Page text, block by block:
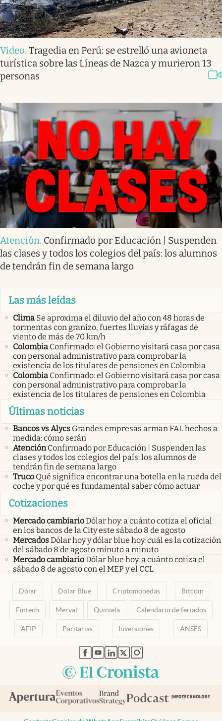
Video. Tragedia en Perú: se estrelló una avioneta
turística sobre las Líneas de Nazca y murieron 13
personas
Atención. Confirmado por Educación | Suspenden
las clases y todos los colegios del país: los alumnos
de tendrán fin de semana largo
Las más leídas
Clima Se aproxima el diluvio del año con 48 horas de
tormentas con granizo, fuertes lluvias y ráfagas de
viento de más de 70 km/h
Colombia Confirmado: el Gobierno visitará casa por casa
con personal administrativo para comprobar la
existencia de los titulares de pensiones en Colombia
Colombia Confirmado: el Gobierno visitará casa por casa
con personal administrativo para comprobar la
existencia de los titulares de pensiones en Colombia
Últimas noticias
Bancos vs Alycs Grandes empresas arman FAL hechos a
medida: cómo serán
Atención Confirmado por Educación | Suspenden las
clases y todos los colegios del país: los alumnos de
tendrán fin de semana largo
Truco Qué significa encontrar una botella en la rueda del
coche y por qué es fundamental saber cómo actuar
Cotizaciones
Mercado cambiarioDólar hoy: a cuánto cotiza el oficial
en los bancos de la City este sábado 8 de agosto
MercadosDólar hoy y dólar blue hoy: cuál es la cotización
del sábado 8 de agosto minuto a minuto
Mercado cambiarioDólar blue hoy: a cuánto cotiza el
sábado 8 de agosto con el MEP y el CCL
Dólar Dólar Blue Criptomonedas Bitcoin
Fintech Merval Quiniela Calendario de feriados
AFIP Paritarias Inversiones ANSES
abre en nueva pestaña
abre en nueva pestaña
abre en nueva pestaña
abre en nueva pestaña
abre en nueva pestaña